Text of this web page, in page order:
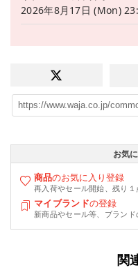
2026年8月17日 (Mon)
お気
商品のお気に入り登録
再入荷やセール開始、残り
マイブランドの登録
新商品やセール等、ブラン
関